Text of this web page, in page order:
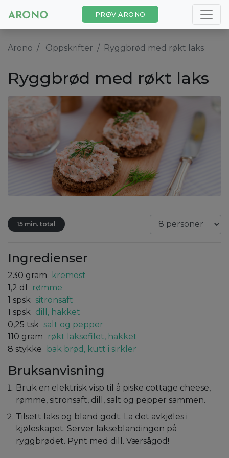
PRØV ARONO
Arono Oppskrifter Ryggbrød med røkt laks
Ryggbrød med røkt laks
15 min. total
Ingredienser
230 gram
kremost
1,2 dl
rømme
1 spsk sitronsaft
1 spsk dill, hakket
0,25 tsk salt og pepper
110 gram
røkt laksefilet, hakket
8 stykke bak brød, kutt i sirkler
Bruksanvisning
Bruk en elektrisk visp til å piske cottage cheese,
rømme, sitronsaft, dill, salt og pepper sammen.
Tilsett laks og bland godt. La det avkjøles i
kjøleskapet. Server lakseblandingen på
ryggbrødet. Pynt med dill. Værsågod!